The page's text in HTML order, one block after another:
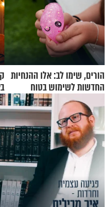
הורים, שימו לב: אלו ההנחיות
החדשות לשימוש בטוח
בסקווישי לאחר מקרי אשפוז